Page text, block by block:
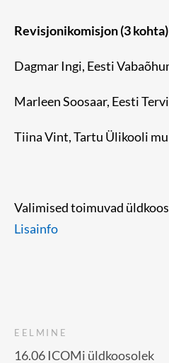
Revisjonikomisjon (3 kohta)
Dagmar Ingi, Eesti
Marleen Soosaar, Eesti
Tiina Vint, Tartu Ülikooli
Valimised toimuvad
Lisainfo
EELMINE
16.06 ICOMi üldkoosolek